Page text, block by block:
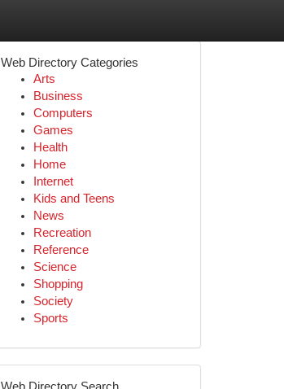
Web Directory Categories
Arts
Business
Computers
Games
Health
Home
Internet
Kids and Teens
News
Recreation
Reference
Science
Shopping
Society
Sports
Web Directory Search